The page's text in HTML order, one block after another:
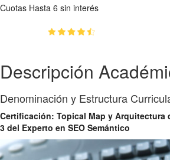
Cuotas Hasta 6 sin interés
Descripción
Denominación y Estructura
Certificación: Topical Map y Arquitectura
3 del Experto en SEO Semántico